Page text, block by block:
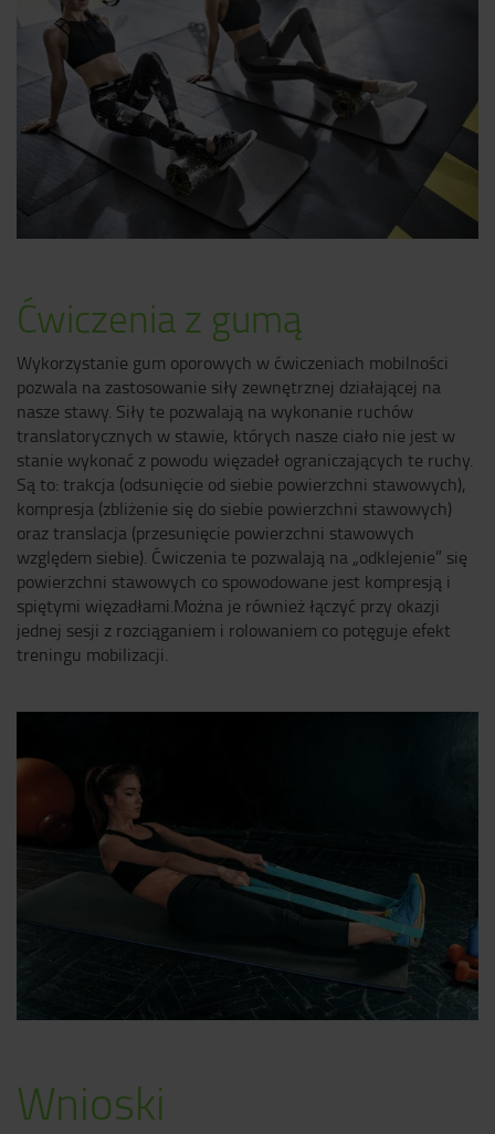
Ćwiczenia z gumą
Wykorzystanie gum oporowych w ćwiczeniach mobilności
pozwala na zastosowanie siły zewnętrznej działającej na
nasze stawy. Siły te pozwalają na wykonanie ruchów
translatorycznych w stawie, których nasze ciało nie jest w
stanie wykonać z powodu więzadeł ograniczających te ruchy.
Są to: trakcja (odsunięcie od siebie powierzchni stawowych),
kompresja (zbliżenie się do siebie powierzchni stawowych)
oraz translacja (przesunięcie powierzchni stawowych
względem siebie). Ćwiczenia te pozwalają na „odklejenie” się
powierzchni stawowych co spowodowane jest kompresją i
spiętymi więzadłami.Można je również łączyć przy okazji
jednej sesji z rozciąganiem i rolowaniem co potęguje efekt
treningu mobilizacji.
Wnioski